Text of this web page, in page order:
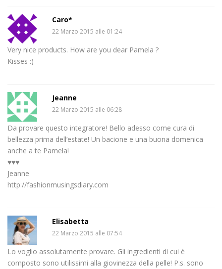
Caro*
22 Marzo 2015 alle 01:24
Very nice products. How are you dear Pamela ?
Kisses :)
Jeanne
22 Marzo 2015 alle 06:28
Da provare questo integratore! Bello adesso come cura di
bellezza prima dell’estate! Un bacione e una buona domenica
anche a te Pamela!
♥♥♥
Jeanne
http://fashionmusingsdiary.com
Elisabetta
22 Marzo 2015 alle 07:54
Lo voglio assolutamente provare. Gli ingredienti di cui è
composto sono utilissimi alla giovinezza della pelle! P.s. sono